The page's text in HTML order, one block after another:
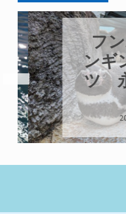
フン
ンギ
ツ 永